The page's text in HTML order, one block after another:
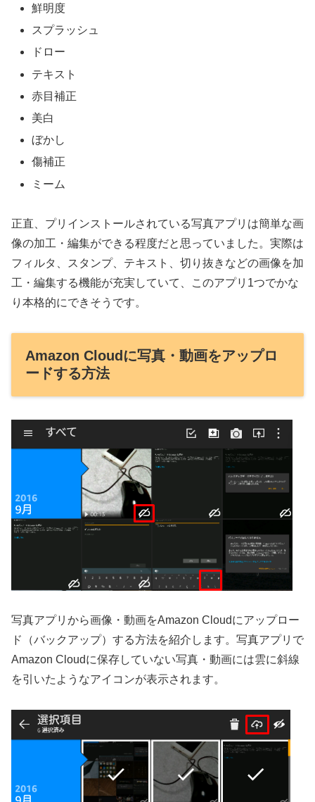
鮮明度
スプラッシュ
ドロー
テキスト
赤目補正
美白
ぼかし
傷補正
ミーム
正直、プリインストールされている写真アプリは簡単な画
像の加工・編集ができる程度だと思っていました。実際は
フィルタ、スタンプ、テキスト、切り抜きなどの画像を加
工・編集する機能が充実していて、このアプリ1つでかな
り本格的にできそうです。
Amazon Cloudに写真・動画をアップロ
ードする方法
写真アプリから画像・動画をAmazon Cloudにアップロー
ド（バックアップ）する方法を紹介します。写真アプリで
Amazon Cloudに保存していない写真・動画には雲に斜線
を引いたようなアイコンが表示されます。